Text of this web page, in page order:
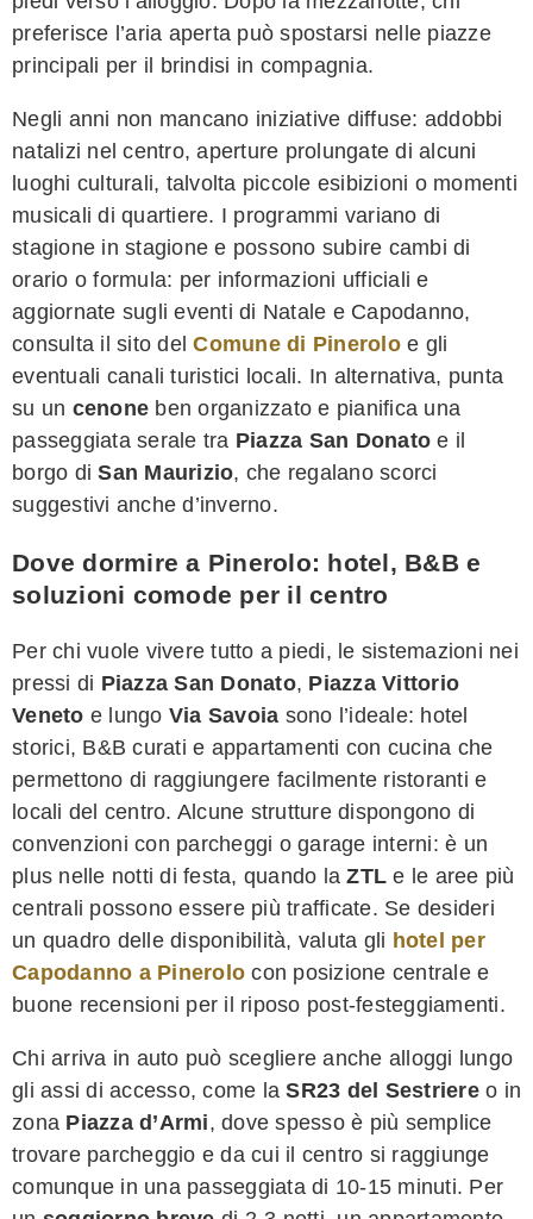
preferisce l’aria aperta può spostarsi nelle piazze
principali per il brindisi in compagnia.
Negli anni non mancano iniziative diffuse: addobbi
natalizi nel centro, aperture prolungate di alcuni
luoghi culturali, talvolta piccole esibizioni o momenti
musicali di quartiere. I programmi variano di
stagione in stagione e possono subire cambi di
orario o formula: per informazioni ufficiali e
aggiornate sugli eventi di Natale e Capodanno,
consulta il sito delComune di Pineroloe gli
eventuali canali turistici locali. In alternativa, punta
su un cenone ben organizzato e pianifica una
passeggiata serale tra Piazza San Donato e il
borgo diSan Maurizio, che regalano scorci
suggestivi anche d’inverno.
Dove dormire a Pinerolo: hotel, B&B e
soluzioni comode per il centro
Per chi vuole vivere tutto a piedi, le sistemazioni nei
pressi di Piazza San Donato, Piazza Vittorio
Veneto e lungo Via Savoia sono l’ideale: hotel
storici, B&B curati e appartamenti con cucina che
permettono di raggiungere facilmente ristoranti e
locali del centro. Alcune strutture dispongono di
convenzioni con parcheggi o garage interni: è un
plus nelle notti di festa, quando laZTL e le aree più
centrali possono essere più trafficate. Se desideri
un quadro delle disponibilità, valuta gli hotel per
Capodanno a Pinerolo con posizione centrale e
buone recensioni per il riposo post-festeggiamenti.
Chi arriva in auto può scegliere anche alloggi lungo
gli assi di accesso, come laSR23 del Sestriereo in
zona Piazza d’Armi, dove spesso è più semplice
trovare parcheggio e da cui il centro si raggiunge
comunque in una passeggiata di 10-15 minuti. Per